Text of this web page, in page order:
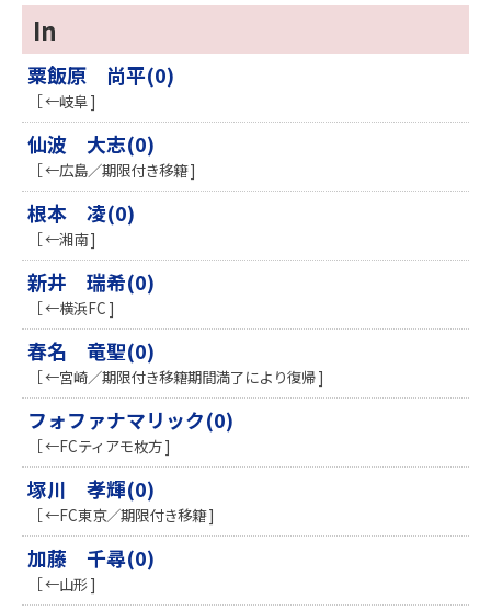
In
粟飯原 尚平(0)
［ ←岐阜 ]
仙波 大志(0)
［ ←広島／期限付き移籍 ]
根本 凌(0)
［ ←湘南 ]
新井 瑞希(0)
［ ←横浜FC ]
春名 竜聖(0)
［ ←宮崎／期限付き移籍期間満了により復帰 ]
フォファナマリック(0)
［ ←FCティアモ枚方 ]
塚川 孝輝(0)
［ ←FC東京／期限付き移籍 ]
加藤 千尋(0)
［ ←山形 ]